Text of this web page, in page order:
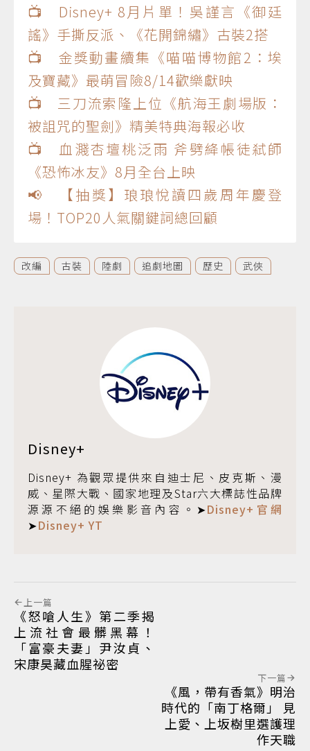
📺 Disney+ 8月片單！吳謹言《御廷
謠》手撕反派、《花開錦繡》古裝2搭
📺 金獎動畫續集《喵喵博物館2：埃
及寶藏》最萌冒險8/14歡樂獻映
📺 三刀流索隆上位《航海王劇場版：
被詛咒的聖劍》精美特典海報必收
📺 血濺杏壇桃泛雨 斧劈絳帳徒弒師
《恐怖冰友》8月全台上映
📢 【抽獎】琅琅悅讀四歲周年慶登
場！TOP20人氣關鍵詞總回顧
改編 古裝 陸劇 追劇地圖 歷史 武俠
Disney+
Disney+ 為觀眾提供來自迪士尼、皮克斯、漫
威、星際大戰、國家地理及Star六大標誌性品牌
源源不絕的娛樂影音內容。➤Disney+官網
➤Disney+ YT
上一篇
《怒嗆人生》第二季揭
上流社會最髒黑幕！
「富豪夫妻」尹汝貞、
宋康昊藏血腥祕密
下一篇
《風，帶有香氣》明治
時代的「南丁格爾」 見
上愛、上坂樹里選護理
作天職